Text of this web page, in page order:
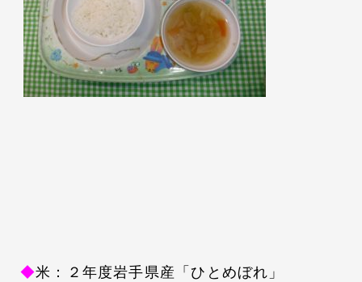
◆米：２年度岩手県産「ひとめぼれ」